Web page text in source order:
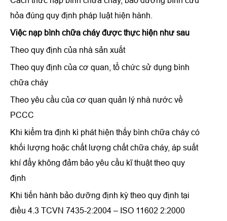
hỏa đúng quy định pháp luật hiện hành.
Việc nạp bình chữa cháy được thực hiện như sau
Theo quy định của nhà sản xuất
Theo quy định của cơ quan, tổ chức sử dụng bình
chữa cháy
Theo yêu cầu của cơ quan quản lý nhà nước về
PCCC
Khi kiểm tra định kì phát hiện thấy bình chữa cháy có
khối lượng hoặc chất lượng chất chữa cháy, áp suất
khí đẩy không đảm bảo yêu cầu kĩ thuật theo quy
định
Khi tiến hành bảo dưỡng định kỳ theo quy định tại
điều 4.3 TCVN 7435-2:2004 – ISO 11602 2:2000